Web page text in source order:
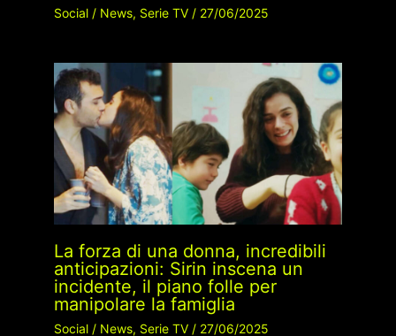
Social/ News, Serie TV/ 27/06/2025
La forza di una donna, incredibili
anticipazioni: Sirin inscena un
incidente, il piano folle per
manipolare la famiglia
Social/ News, Serie TV/ 27/06/2025